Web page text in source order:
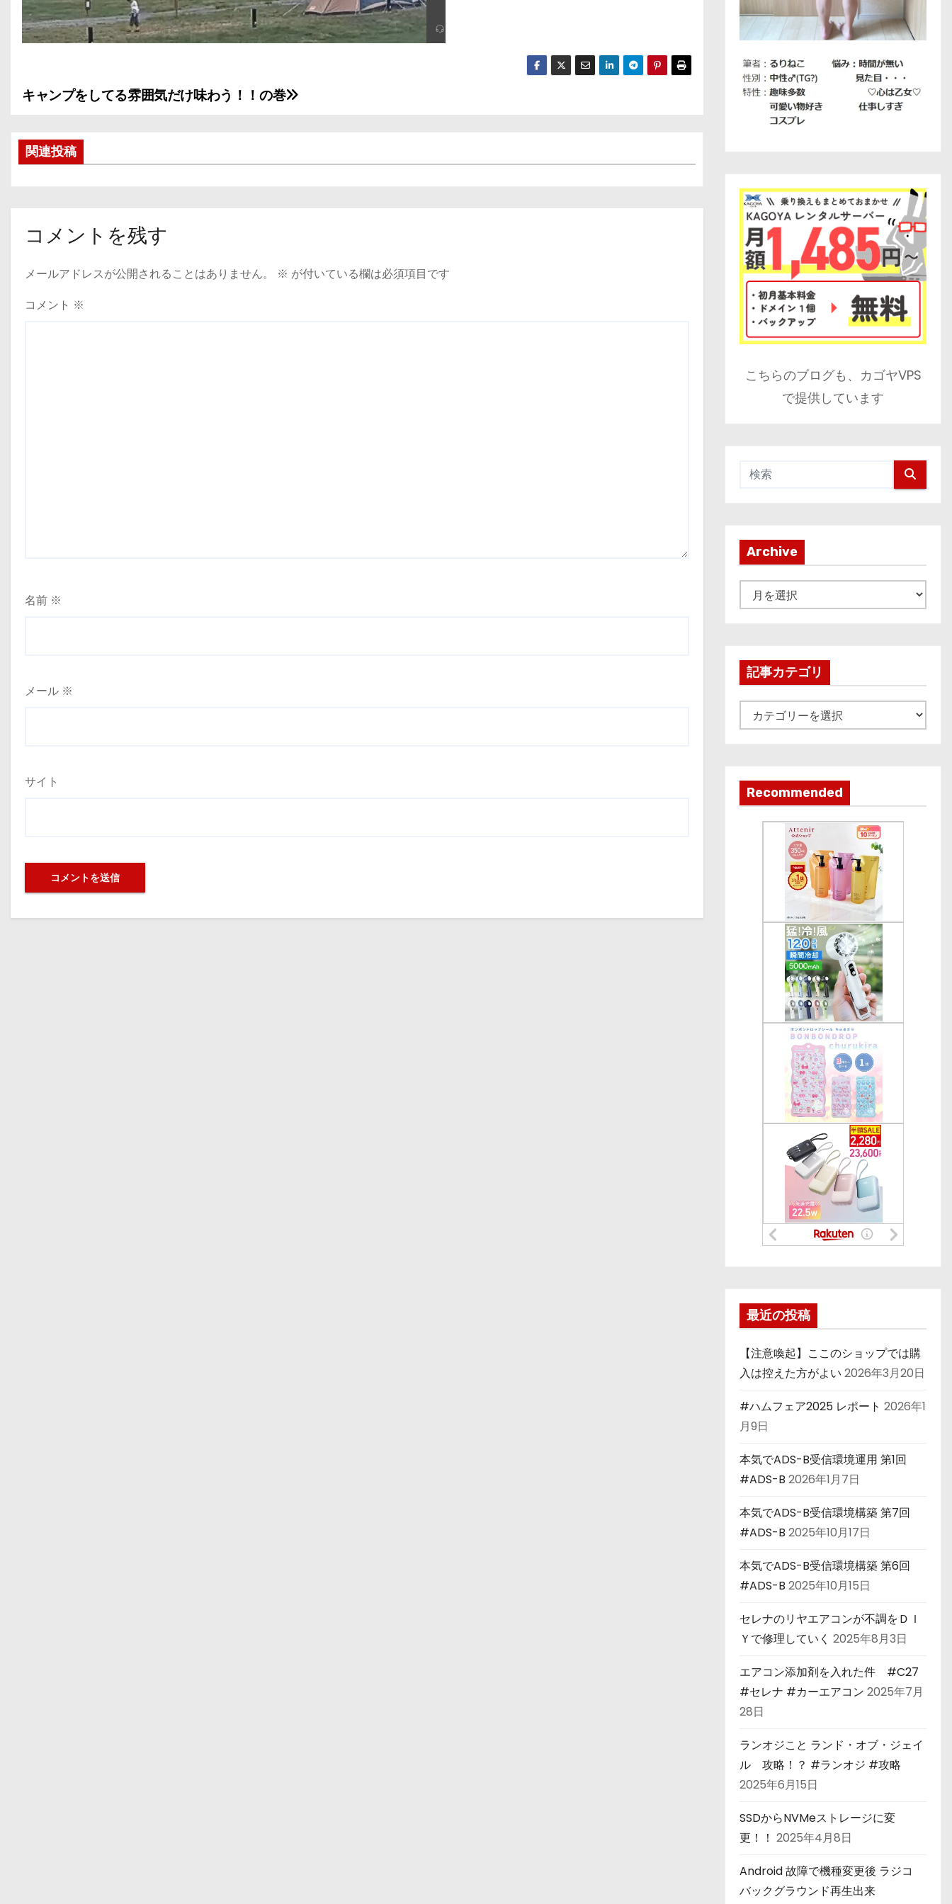
投
ナ
ー
シ
ョ
キャンプをしてる雰囲気だけ味わう！！の巻
関連投稿
コメントを残す
メールアドレスが公開されることはありません。 ※ が付いている欄は必須項目です
コメント ※
名前 ※
メール ※
サイト
こちらのブログも、カゴヤVPS
で提供しています
Archive
r
v
記事カテゴリ
事
ゴ
リ
Recommended
最近の投稿
【注意喚起】ここのショップでは購
入は控えた方がよい 2026年3月20日
#ハムフェア2025 レポート 2026年1
月9日
本気でADS-B受信環境運用 第1回
#ADS-B 2026年1月7日
本気でADS-B受信環境構築 第7回
#ADS-B 2025年10月17日
本気でADS-B受信環境構築 第6回
#ADS-B 2025年10月15日
セレナのリヤエアコンが不調をＤＩ
Ｙで修理していく 2025年8月3日
エアコン添加剤を入れた件 #C27
#セレナ #カーエアコン 2025年7月
28日
ランオジこと ランド・オブ・ジェイ
ル 攻略！？ #ランオジ #攻略
2025年6月15日
SSDからNVMeストレージに変
更！！ 2025年4月8日
Android 故障で機種変更後 ラジコ
バックグラウンド再生出来